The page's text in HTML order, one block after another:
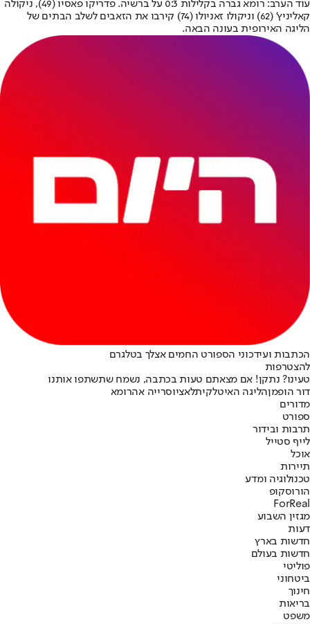
עוד הערב: רומא גברה בקלילות 0:3 על ברשיה. פדריקו פאסיו (49), ניקולה
קאליניץ' (62) וניקולו זאניולו (74) קירבו את הזאבים לשלב הבתים של
הליגה האירופית בעונה הבאה.
הכתבות ועידכוני הספורט החמים אצלך בטלגרם
להצטרפות
טעינו? נתקן! אם מצאתם טעות בכתבה, נשמח שתשתפו אותנו
דור הופמןהליגה האיטלקיתלאציוסרייה אהרומא
מדורים
ספורט
תרבות ובידור
לייף סטייל
אוכל
תיירות
טכנולוגיה ומדע
הורוסקופ
ForReal
מגזין השבוע
דעות
חדשות בארץ
חדשות בעולם
פוליטי
ביטחוני
חינוך
בריאות
משפט